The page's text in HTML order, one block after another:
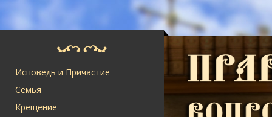
Исповедь и Причастие
Семья
Крещение